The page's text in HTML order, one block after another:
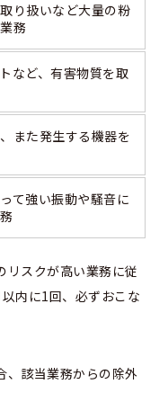
り扱いなど大量の粉
務
など、有害物質を取
また発生する機器を
て強い振動や騒音に
リスクが高い業務に従
内に1回、必ずおこな
、該当業務からの除外